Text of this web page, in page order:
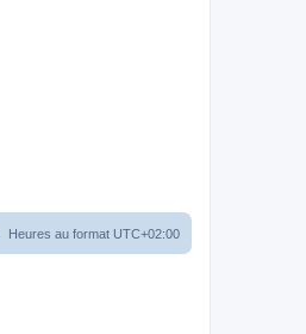
Heures au format UTC+02:00